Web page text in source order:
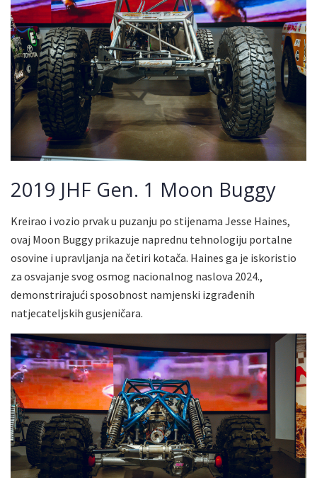
2019 JHF Gen. 1 Moon Buggy
Kreirao i vozio prvak u puzanju po stijenama Jesse Haines,
ovaj Moon Buggy prikazuje naprednu tehnologiju portalne
osovine i upravljanja na četiri kotača. Haines ga je iskoristio
za osvajanje svog osmog nacionalnog naslova 2024.,
demonstrirajući sposobnost namjenski izgrađenih
natjecateljskih gusjeničara.